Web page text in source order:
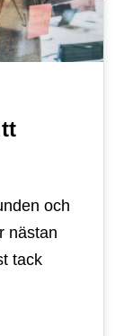
och
nästan
tack